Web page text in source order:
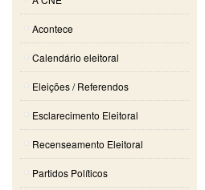
Acontece
Calendário eleitoral
Eleições / Referendos
Esclarecimento Eleitoral
Recenseamento Eleitoral
Partidos Políticos